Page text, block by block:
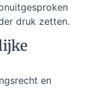
druk zetten.
en